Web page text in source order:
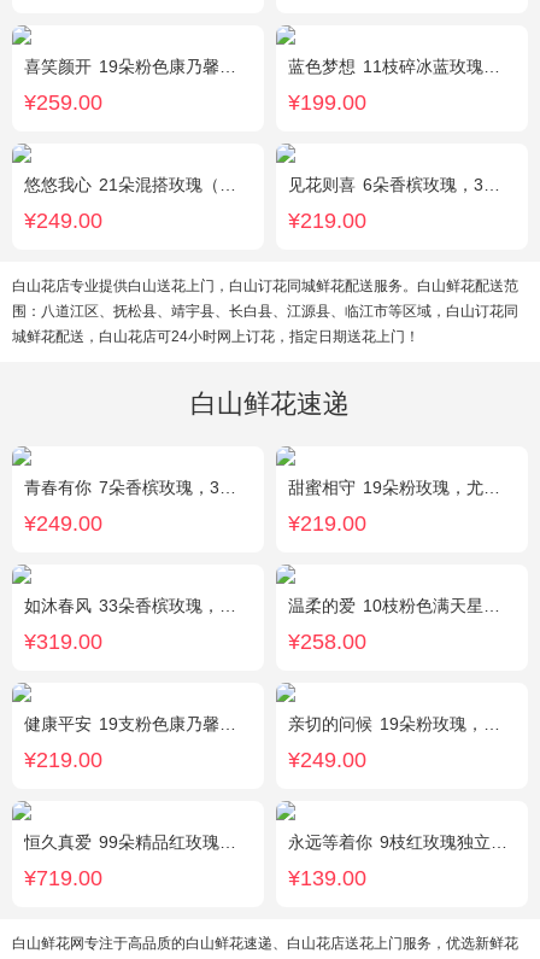
喜笑颜开 19朵粉色康乃馨，2枝多头白百合，满天星、绿叶搭配
¥259.00
蓝色梦想 11枝碎冰蓝玫瑰，洋甘菊和尤加利叶适量搭配
¥199.00
悠悠我心 21朵混搭玫瑰（粉玫瑰+紫玫瑰），绿叶搭配
¥249.00
见花则喜 6朵香槟玫瑰，3朵向日葵，桔梗、绿叶搭配
¥219.00
白山花店专业提供白山送花上门，白山订花同城鲜花配送服务。白山鲜花配送范
围：八道江区、抚松县、靖宇县、长白县、江源县、临江市等区域，白山订花同
城鲜花配送，白山花店可24小时网上订花，指定日期送花上门！
白山鲜花速递
青春有你 7朵香槟玫瑰，3朵向日葵，一个绣球，桔梗、配花、配草搭配
¥249.00
甜蜜相守 19朵粉玫瑰，尤加利、小花搭配
¥219.00
如沐春风 33朵香槟玫瑰，绿叶搭配
¥319.00
温柔的爱 10枝粉色满天星，1条灯带
¥258.00
健康平安 19支粉色康乃馨，1支香水百合，搭配适量石竹梅、黄莺。
¥219.00
亲切的问候 19朵粉玫瑰，叶上黄金点缀。
¥249.00
恒久真爱 99朵精品红玫瑰，粉色相思梅丰满围边，搭配皇冠、黑色缎带装饰
¥719.00
永远等着你 9枝红玫瑰独立包装，黄英丰满。
¥139.00
白山鲜花网专注于高品质的白山鲜花速递、白山花店送花上门服务，优选新鲜花